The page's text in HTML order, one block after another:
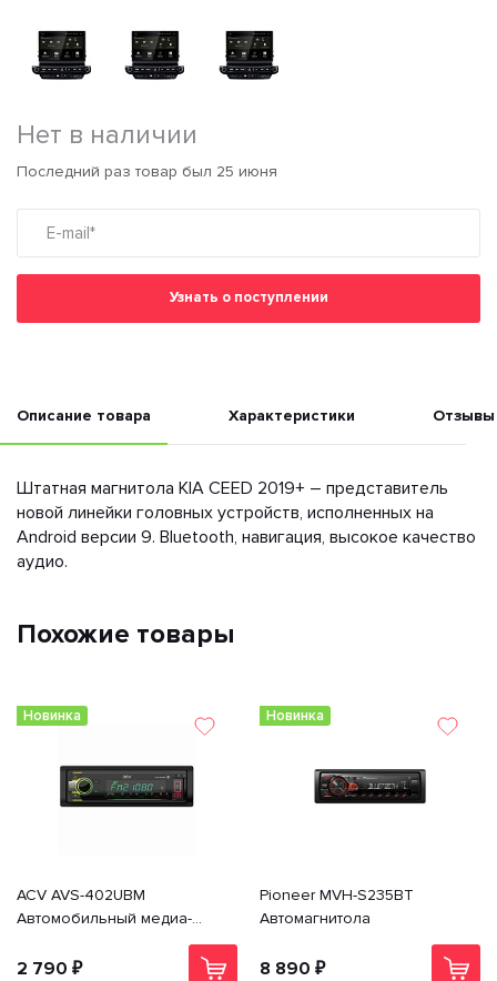
Нет в наличии
Последний раз товар был 25 июня
Узнать о поступлении
Описание товара Характеристики Отзывы
Штатная магнитола KIA CEED 2019+ – представитель
новой линейки головных устройств, исполненных на
Android версии 9. Bluetooth, навигация, высокое качество
аудио.
Похожие товары
Новинка
ACV AVS-402UBM
Автомобильный медиа-
ресивер с Bluetooth USB, SD,
USB Type-C
2 790 ₽
Новинка
Pioneer MVH-S235BT
Автомагнитола
8 890 ₽